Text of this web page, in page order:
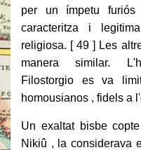
per un ímpetu
caracteritza i
religiosa. [ 49 ] Les
manera similar.
Filostorgio es va
homousianos , fidels a
Un exaltat bisbe
Nikiû , la considerava